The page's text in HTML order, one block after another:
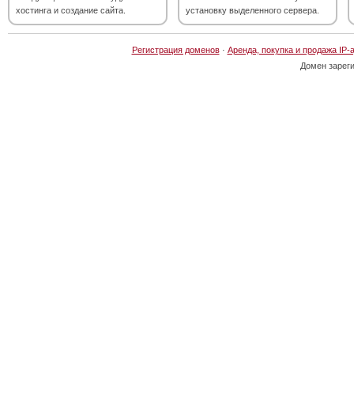
хостинга и создание сайта.
установку выделенного сервера.
Регистрация доменов· Аренда, покупка и продажа IP-
Домен